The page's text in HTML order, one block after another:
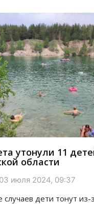
утонули 11
области
03 июля 2024, 09:37
дети тонут из-